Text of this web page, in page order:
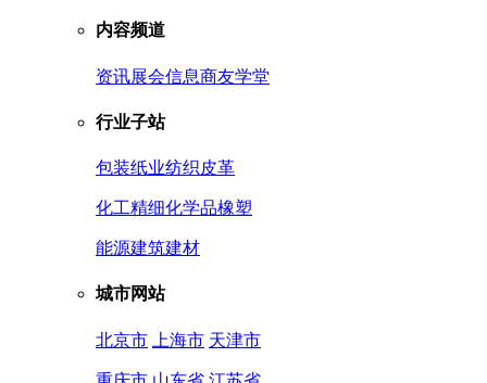
内容频道
资讯展会信息商友学堂
行业子站
包装纸业纺织皮革
化工精细化学品橡塑
能源建筑建材
城市网站
北京市 上海市 天津市